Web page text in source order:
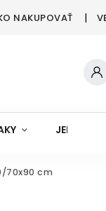
NAKUPOVAŤ
JEDÁLEŇ
70x90 cm